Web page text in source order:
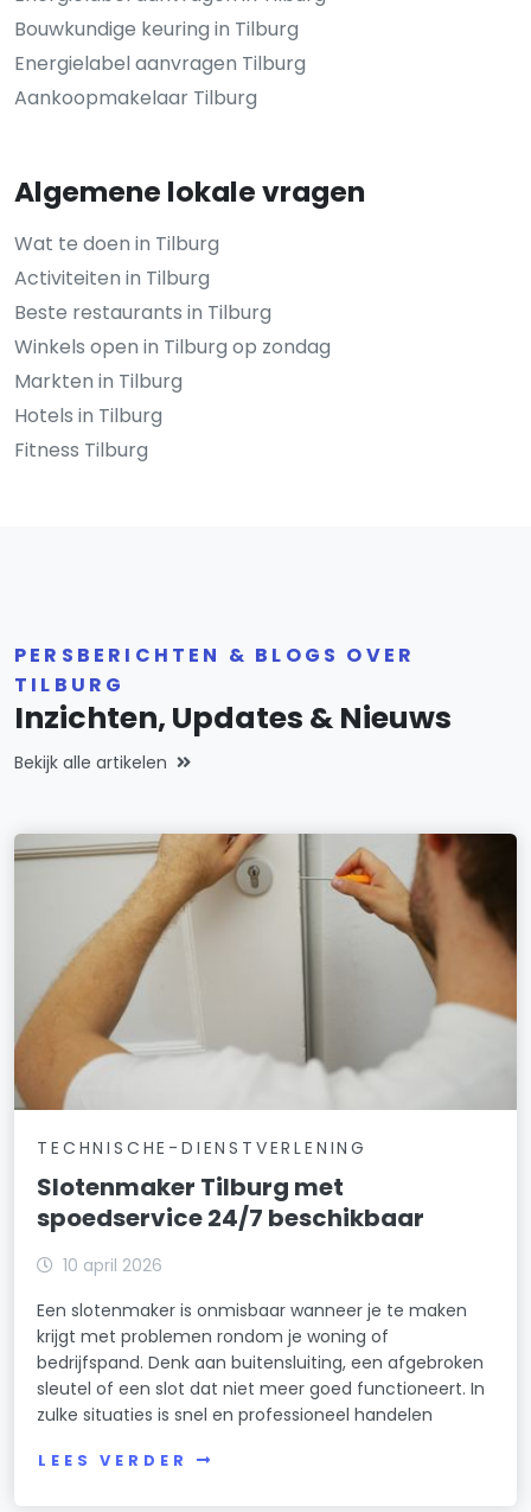
Bouwkundige keuring in Tilburg
Energielabel aanvragen Tilburg
Aankoopmakelaar Tilburg
Algemene lokale vragen
Wat te doen in Tilburg
Activiteiten in Tilburg
Beste restaurants in Tilburg
Winkels open in Tilburg op zondag
Markten in Tilburg
Hotels in Tilburg
Fitness Tilburg
PERSBERICHTEN & BLOGS OVER
TILBURG
Inzichten, Updates & Nieuws
Bekijk alle artikelen
TECHNISCHE-DIENSTVERLENING
Slotenmaker Tilburg met
spoedservice 24/7 beschikbaar
10 april 2026
Een slotenmaker is onmisbaar wanneer je te maken
krijgt met problemen rondom je woning of
bedrijfspand. Denk aan buitensluiting, een afgebroken
sleutel of een slot dat niet meer goed functioneert. In
zulke situaties is snel en professioneel handelen
LEES VERDER